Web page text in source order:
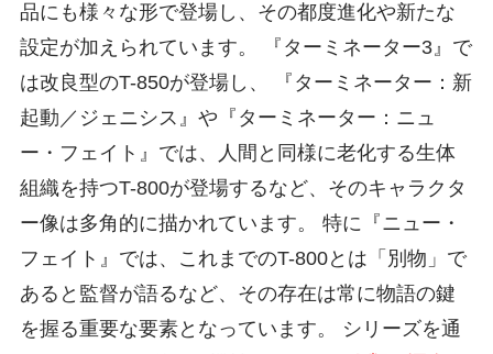
品にも様々な形で登場し、その都度進化や新たな
設定が加えられています。 『ターミネーター3』で
は改良型のT-850が登場し、 『ターミネーター：新
起動／ジェニシス』や『ターミネーター：ニュ
ー・フェイト』では、人間と同様に老化する生体
組織を持つT-800が登場するなど、そのキャラクタ
ー像は多角的に描かれています。 特に『ニュー・
フェイト』では、これまでのT-800とは「別物」で
あると監督が語るなど、その存在は常に物語の鍵
を握る重要な要素となっています。 シリーズを通